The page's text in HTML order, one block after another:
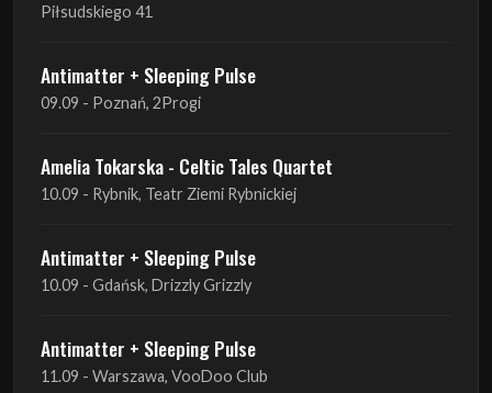
Amelia Tokarska - Celtic Tales Quartet
10.09 - Rybnik, Teatr Ziemi Rybnickiej
Antimatter + Sleeping Pulse
Antimatter + Sleeping Pulse
11.09 - Warszawa, VooDoo Club
Antimatter + Sleeping Pulse
12.09 - Kraków, Hype Park